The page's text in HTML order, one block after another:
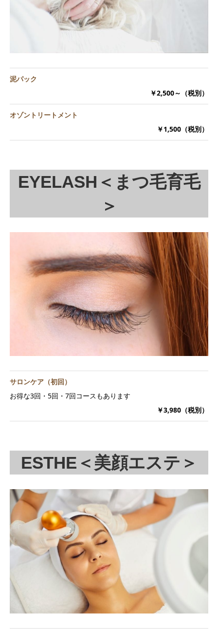
泥パック
￥2,500～（税別）
オゾントリートメント
￥1,500（税別）
EYELASH＜まつ毛育毛
＞
サロンケア（初回）
お得な3回・5回・7回コースもあります
￥3,980（税別）
ESTHE＜美顔エステ＞